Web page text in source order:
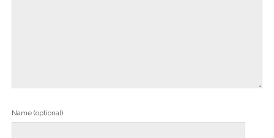
Name (optional)